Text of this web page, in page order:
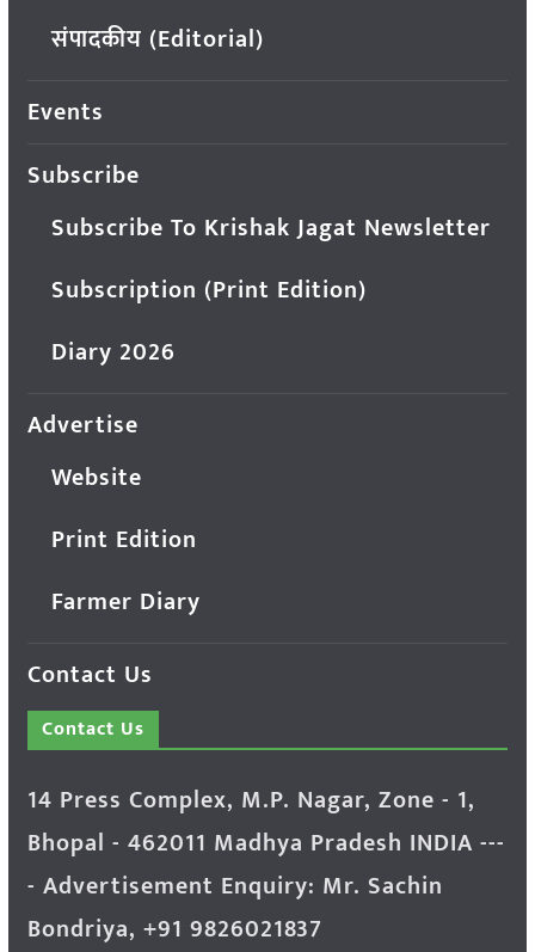
संपादकीय (Editorial)
Events
Subscribe
Subscribe To Krishak Jagat Newsletter
Subscription (Print Edition)
Diary 2026
Advertise
Website
Print Edition
Farmer Diary
Contact Us
Contact Us
14 Press Complex, M.P. Nagar, Zone - 1,
Bhopal - 462011 Madhya Pradesh INDIA ---
- Advertisement Enquiry: Mr. Sachin
Bondriya, +91 9826021837